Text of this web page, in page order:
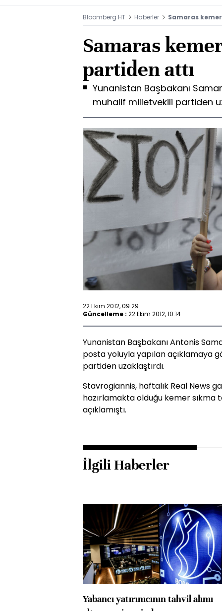
Bloomberg HT Haberler Samaras
Samaras
partiden attı
Yunanistan Başbakanı
muhalif milletvekili partiden
22 Ekim 2012, 09:29
Güncelleme : 22 Ekim 2012, 10:14
Yunanistan Başbakanı Antonis
posta yoluyla yapılan açıklamaya
partiden uzaklaştırdı.
Stavrogiannis, haftalık Real News
hazırlamakta olduğu kemer sıkma
açıklamıştı.
İlgili Haberler
Yabancı yatırımcının tahvil alımı